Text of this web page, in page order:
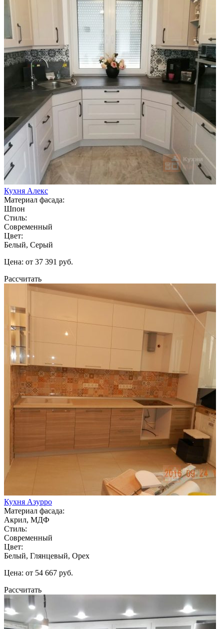
Кухня Алекс
Материал фасада:
Шпон
Стиль:
Современный
Цвет:
Белый, Серый
Цена: от 37 391 руб.
Рассчитать
Кухня Азурро
Материал фасада:
Акрил, МДФ
Стиль:
Современный
Цвет:
Белый, Глянцевый, Орех
Цена: от 54 667 руб.
Рассчитать